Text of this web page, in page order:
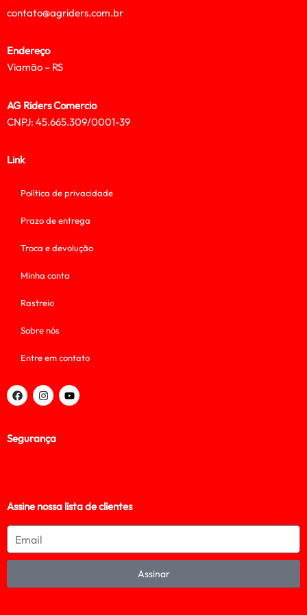
contato@agriders.com.br
Endereço
Viamão – RS
AG Riders Comercio
CNPJ: 45.665.309/0001-39
Link
Política de privacidade
Prazo de entrega
Troca e devolução
Minha conta
Rastreio
Sobre nós
Entre em contato
Segurança
Assine nossa lista de clientes
Assinar